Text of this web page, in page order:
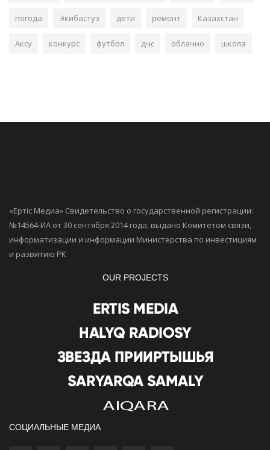
погода Экибастуз дети ремонт Казахстан
Аксу конкурс футбол дчс облачно школа
«Ертiс Медиа» Свидетельство о государственной регистрации:
№14564-ИА от 30 сентября 2014 года, выдано Комитетом связи,
информатизации и информации Министерства по инвестициям
и развитию РК
OUR PROJECTS
СОЦИАЛЬНЫЕ МЕДИА